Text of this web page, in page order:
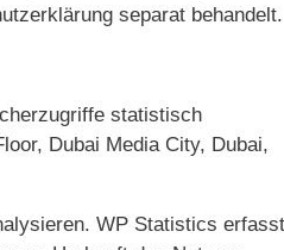
separat behandelt.
statistisch
Dubai Media City, Dubai,
WP Statistics erfasst